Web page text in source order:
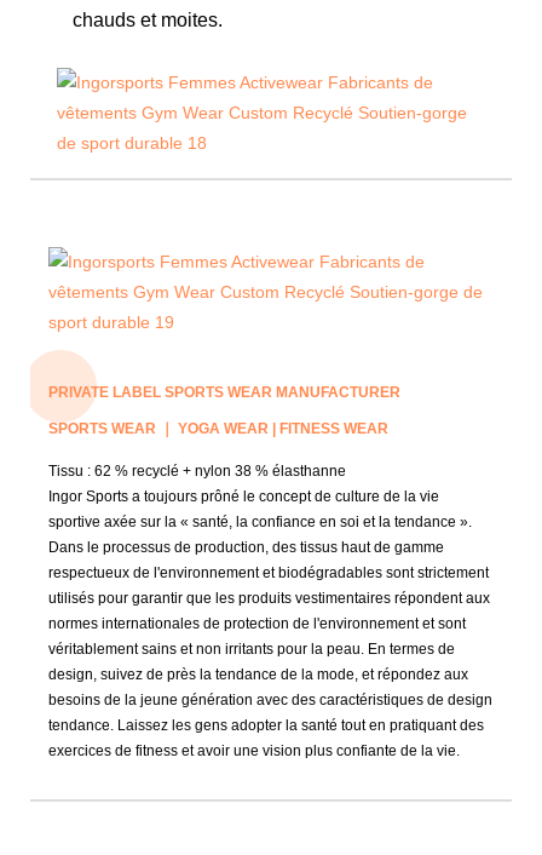
chauds et moites.
PRIVATE LABEL SPORTS WEAR MANUFACTURER
SPORTS WEAR ｜ YOGA WEAR | FITNESS WEAR
Tissu : 62 % recyclé + nylon 38 % élasthanne
Ingor Sports a toujours prôné le concept de culture de la vie
sportive axée sur la « santé, la confiance en soi et la tendance ».
Dans le processus de production, des tissus haut de gamme
respectueux de l'environnement et biodégradables sont strictement
utilisés pour garantir que les produits vestimentaires répondent aux
normes internationales de protection de l'environnement et sont
véritablement sains et non irritants pour la peau. En termes de
design, suivez de près la tendance de la mode, et répondez aux
besoins de la jeune génération avec des caractéristiques de design
tendance. Laissez les gens adopter la santé tout en pratiquant des
exercices de fitness et avoir une vision plus confiante de la vie.